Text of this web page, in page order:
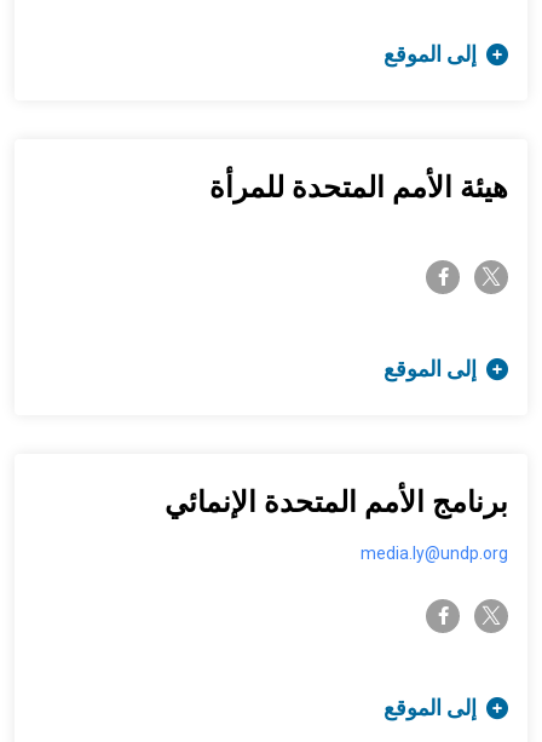
إلى الموقع
هيئة الأمم المتحدة للمرأة
twitter-x
facebook-f
إلى الموقع
برنامج الأمم المتحدة الإنمائي
media.ly@undp.org
twitter-x
facebook-f
إلى الموقع